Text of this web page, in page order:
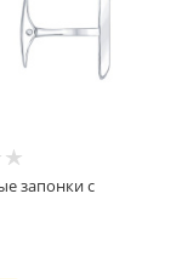
запонки с